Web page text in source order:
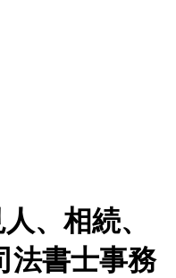
、相続、
法書士事務